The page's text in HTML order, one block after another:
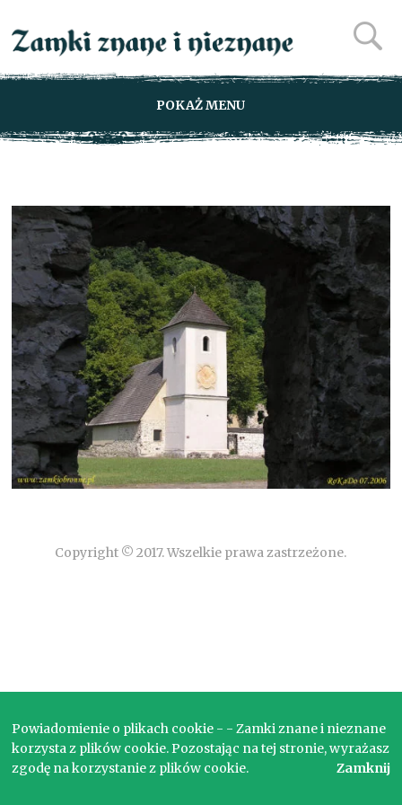
POKAŻ MENU
Copyright © 2017. Wszelkie prawa zastrzeżone.
Powiadomienie o plikach cookie - - Zamki znane i nieznane
korzysta z plików cookie. Pozostając na tej stronie, wyrażasz
zgodę na korzystanie z plików cookie.
Zamknij